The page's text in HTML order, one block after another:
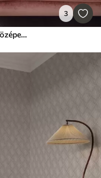
3
Falvédő Geometrikus mintázat, középen piros rombusz